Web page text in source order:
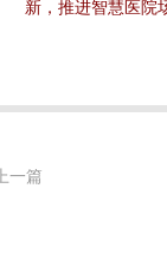
新，推进智慧医院
上一篇